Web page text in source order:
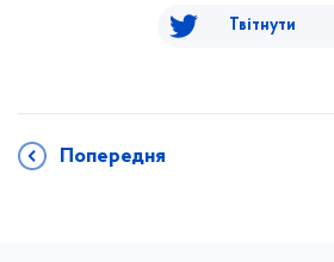
Твітнути
Попередня